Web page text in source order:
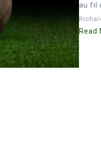
au fil
Read